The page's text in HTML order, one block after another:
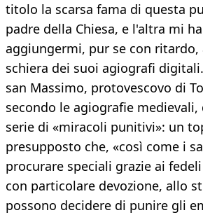
titolo la scarsa fama di questa
padre della Chiesa, e l'altra mi
aggiungermi, pur se con ritardo,
schiera dei suoi agiografi
san Massimo, protovescovo di
secondo le agiografie
serie di «miracoli punitivi»: un
presupposto che, «così come i
procurare speciali grazie ai
con particolare devozione, allo
possono decidere di punire gli